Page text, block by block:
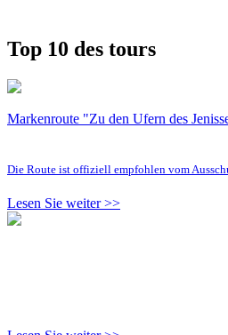
Top 10 des tours
Markenroute "Zu den Ufern des
Die Route ist offiziell empfohlen vom
Lesen Sie weiter >>